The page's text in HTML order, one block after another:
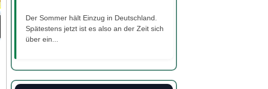
Der Sommer hält Einzug in Deutschland.
Spätestens jetzt ist es also an der Zeit sich
über ein...